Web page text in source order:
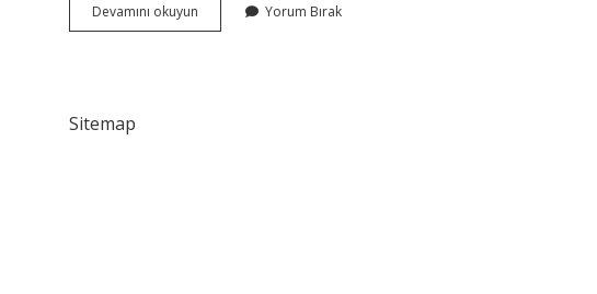
Devamını okuyun
Nasıl
Yorum Bırak
Sitemap